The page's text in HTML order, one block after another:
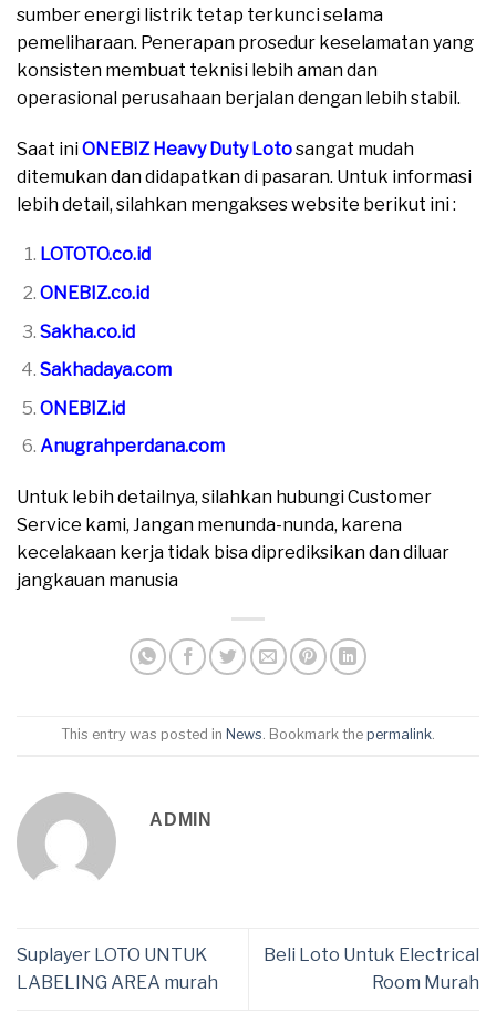
sumber energi listrik tetap terkunci selama
pemeliharaan. Penerapan prosedur keselamatan yang
konsisten membuat teknisi lebih aman dan
operasional perusahaan berjalan dengan lebih stabil.
Saat iniONEBIZ Heavy Duty Lotosangat mudah
ditemukan dan didapatkan di pasaran. Untuk informasi
lebih detail, silahkan mengakses website berikut ini :
LOTOTO.co.id
ONEBIZ.co.id
Sakha.co.id
Sakhadaya.com
ONEBIZ.id
Anugrahperdana.com
Untuk lebih detailnya, silahkan hubungi Customer
Service kami, Jangan menunda-nunda, karena
kecelakaan kerja tidak bisa diprediksikan dan diluar
jangkauan manusia
This entry was posted in News. Bookmark the permalink.
ADMIN
Suplayer LOTO UNTUK
LABELING AREA murah
Beli Loto Untuk Electrical
Room Murah